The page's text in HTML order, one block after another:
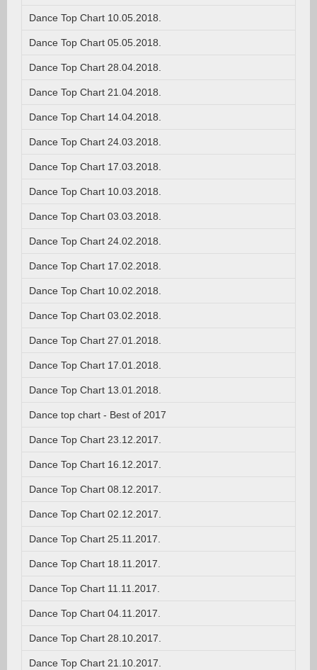
Dance Top Chart 10.05.2018.
Dance Top Chart 05.05.2018.
Dance Top Chart 28.04.2018.
Dance Top Chart 21.04.2018.
Dance Top Chart 14.04.2018.
Dance Top Chart 24.03.2018.
Dance Top Chart 17.03.2018.
Dance Top Chart 10.03.2018.
Dance Top Chart 03.03.2018.
Dance Top Chart 24.02.2018.
Dance Top Chart 17.02.2018.
Dance Top Chart 10.02.2018.
Dance Top Chart 03.02.2018.
Dance Top Chart 27.01.2018.
Dance Top Chart 17.01.2018.
Dance Top Chart 13.01.2018.
Dance top chart - Best of 2017
Dance Top Chart 23.12.2017.
Dance Top Chart 16.12.2017.
Dance Top Chart 08.12.2017.
Dance Top Chart 02.12.2017.
Dance Top Chart 25.11.2017.
Dance Top Chart 18.11.2017.
Dance Top Chart 11.11.2017.
Dance Top Chart 04.11.2017.
Dance Top Chart 28.10.2017.
Dance Top Chart 21.10.2017.